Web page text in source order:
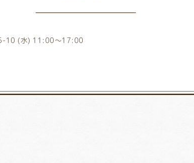
10 (水) 11:00～17:00